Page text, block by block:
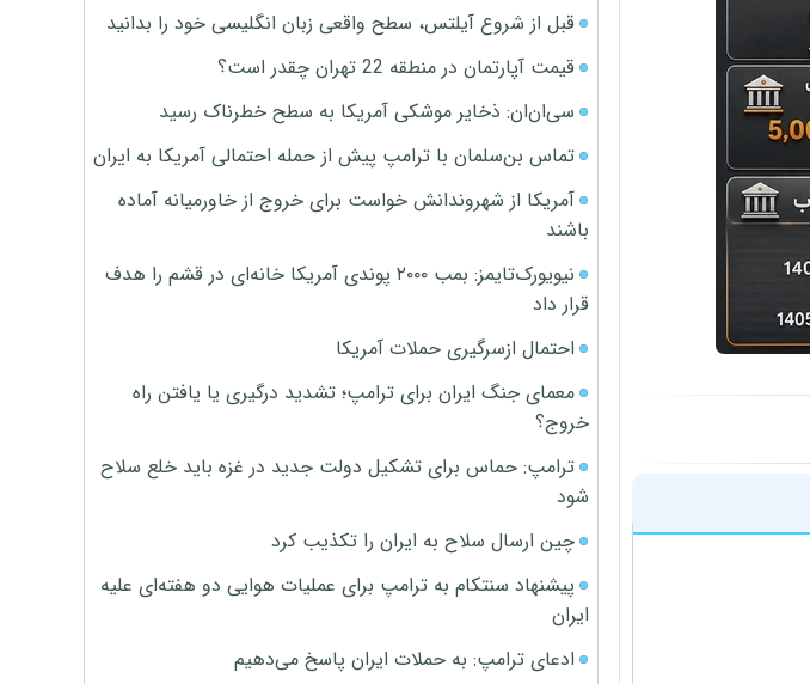
قبل از شروع آیلتس، سطح واقعی زبان انگلیسی خود را بدانید
قیمت آپارتمان در منطقه 22 تهران چقدر است؟
سی‌ان‌ان: ذخایر موشکی آمریکا به سطح خطرناک رسید
تماس بن‌سلمان با ترامپ پیش از حمله احتمالی آمریکا به ایران
آمریکا از شهروندانش خواست برای خروج از خاورمیانه آماده
باشند
نیویورک‌تایمز: بمب ۲۰۰۰ پوندی آمریکا خانه‌ای در قشم را هدف
قرار داد
احتمال ازسرگیری حملات آمریکا
معمای جنگ ایران برای ترامپ؛ تشدید درگیری یا یافتن راه
خروج؟
ترامپ: حماس برای تشکیل دولت جدید در غزه باید خلع سلاح
شود
چین ارسال سلاح به ایران را تکذیب کرد
پیشنهاد سنتکام به ترامپ برای عملیات هوایی دو هفته‌ای علیه
ایران
ادعای ترامپ: به حملات ایران پاسخ می‌دهیم